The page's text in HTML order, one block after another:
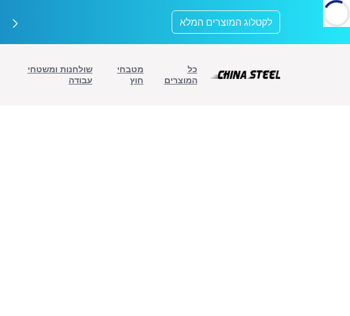
לתוכן
לקטלוג המוצרים המלא
כל
המוצרים
מטבחי
חוץ
שולחנות ומשטחי
עבודה